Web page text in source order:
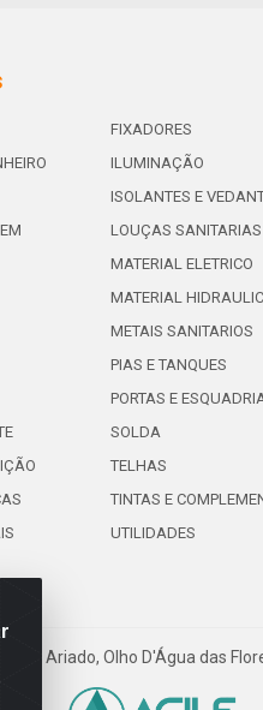
FIXADORES
ILUMINAÇÃO
ISOLANTES E
LOUÇAS SANITARIAS
MATERIAL ELETRICO
MATERIAL
METAIS SANITARIOS
PIAS E TANQUES
PORTAS E
SOLDA
TELHAS
TINTAS E
UTILIDADES
- Ariado, Olho D'Água das